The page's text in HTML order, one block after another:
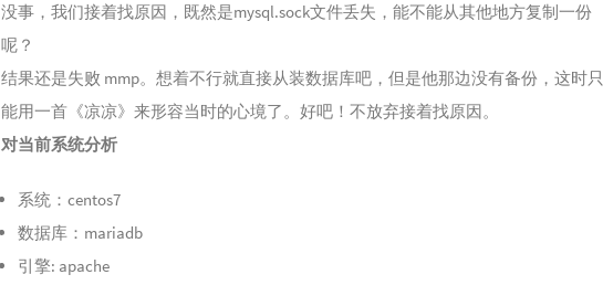
没事，我们接着找原因，既然是mysql.sock文件丢失，能不能从其他地方复制一份
呢？
结果还是失败 mmp。想着不行就直接从装数据库吧，但是他那边没有备份，这时只
能用一首《凉凉》来形容当时的心境了。好吧！不放弃接着找原因。
对当前系统分析
系统：centos7
数据库：mariadb
引擎: apache